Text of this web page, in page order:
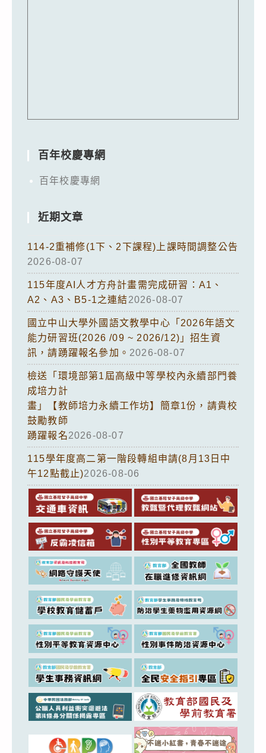
百年校慶專網
百年校慶專網
近期文章
114-2重補修(1下、2下課程)上課時間調整公告
2026-08-07
115年度AI人才方舟計畫需完成研習：A1、
A2、A3、B5-1之連結2026-08-07
國立中山大學外國語文教學中心「2026年語文
能力研習班(2026 /09 ~ 2026/12)」招生資
訊，請踴躍報名參加。 2026-08-07
檢送「環境部第1屆高級中等學校內永續部門養
成培力計
畫」【教師培力永續工作坊】簡章1份，請貴校
鼓勵教師
踴躍報名2026-08-07
115學年度高二第一階段轉組申請(8月13日中
午12點截止)2026-08-06